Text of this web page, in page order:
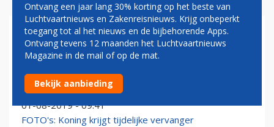
9H-BBJ
Nederland neemt afscheid van tijdelijk
regeringsvliegtuig
01-08-2019 - 09:41
FOTO's: Koning krijgt tijdelijke vervanger
Ontvang een jaar lang 30% korting op het beste van
Luchtvaartnieuws en Zakenreisnieuws. Krijg onbeperkt
toegang tot al het nieuws en de bijbehorende Apps.
Ontvang tevens 12 maanden het Luchtvaartnieuws
Magazine in de mail of op de mat.
Bekijk aanbieding